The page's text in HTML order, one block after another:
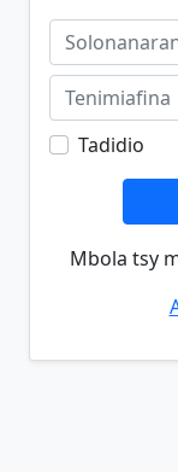
Tadidio
Mbola tsy